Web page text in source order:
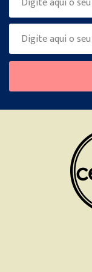
this
field